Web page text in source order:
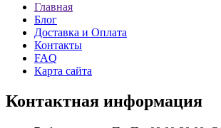
Главная
Блог
Доставка и Оплата
Контакты
FAQ
Карта сайта
Контактная информация